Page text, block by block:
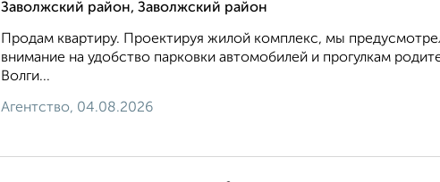
Заволжский район, Заволжский район
Продам квартиру. Проектируя жилой комплекс, мы
внимание на удобство парковки автомобилей и прогулкам
Волги...
Агентство, 04.08.2026